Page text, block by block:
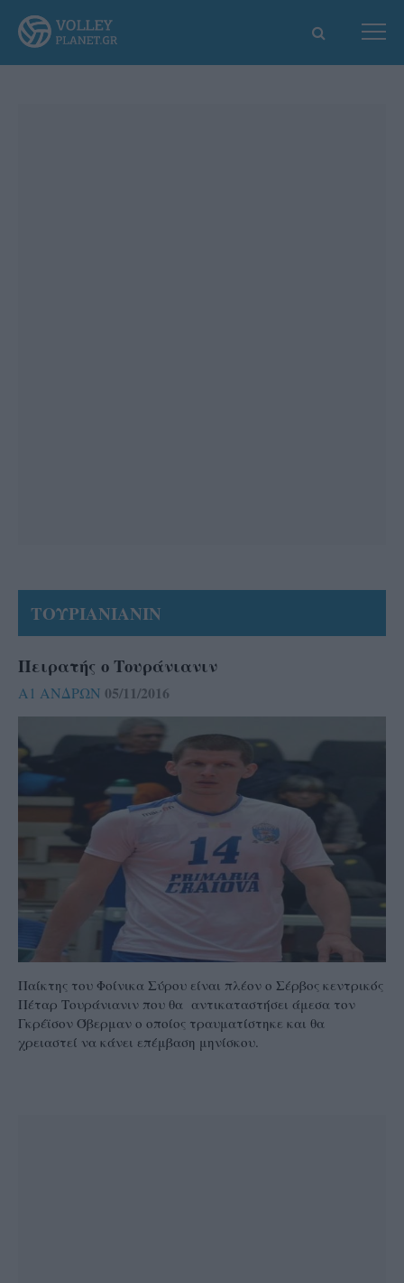
ΤΟΥΡΙΑΝΙΑΝΙΝ
Πειρατής ο Τουράνιανιν
Α1 ΑΝΔΡΩΝ 05/11/2016
Παίκτης του Φοίνικα Σύρου είναι πλέον ο Σέρβος κεντρικός
Πέταρ Τουράνιανιν που θα αντικαταστήσει άμεσα τον
Γκρέϊσον Όβερμαν ο οποίος τραυματίστηκε και θα
χρειαστεί να κάνει επέμβαση μηνίσκου.